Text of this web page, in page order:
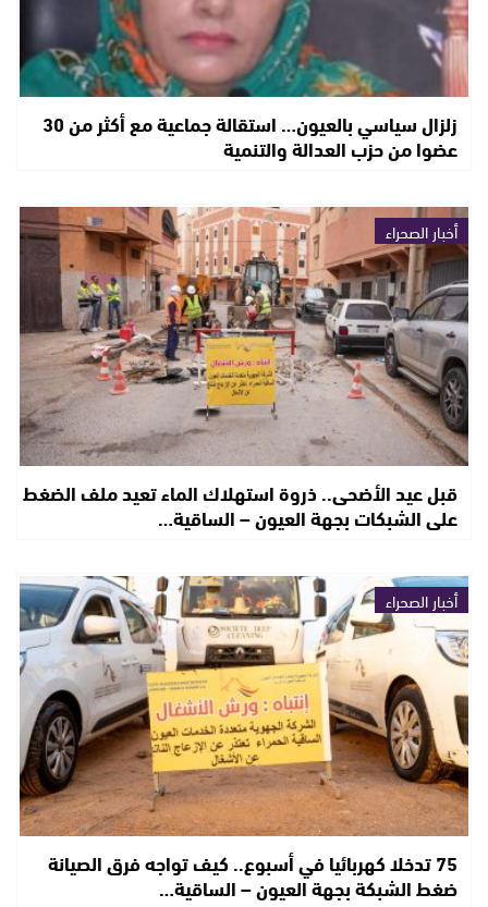
زلزال سياسي بالعيون… استقالة جماعية مع أكثر من 30
عضوا من حزب العدالة والتنمية
أخبار الصحراء
قبل عيد الأضحى.. ذروة استهلاك الماء تعيد ملف الضغط
على الشبكات بجهة العيون – الساقية…
أخبار الصحراء
75 تدخلا كهربائيا في أسبوع.. كيف تواجه فرق الصيانة
ضغط الشبكة بجهة العيون – الساقية…